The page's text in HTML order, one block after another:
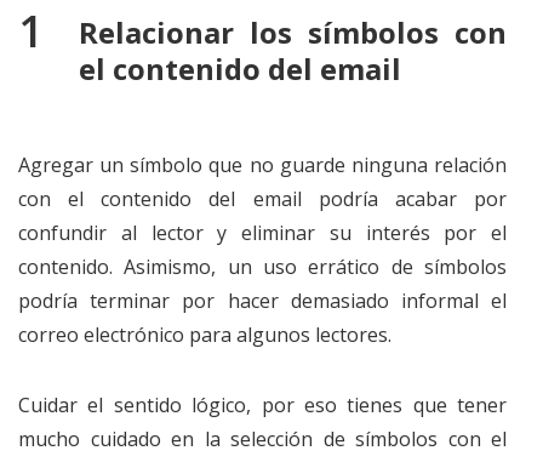
Relacionar los símbolos con
el contenido del email
Agregar un símbolo que no guarde ninguna relación
con el contenido del email podría acabar por
confundir al lector y eliminar su interés por el
contenido. Asimismo, un uso errático de símbolos
podría terminar por hacer demasiado informal el
correo electrónico para algunos lectores.
Cuidar el sentido lógico, por eso tienes que tener
mucho cuidado en la selección de símbolos con el